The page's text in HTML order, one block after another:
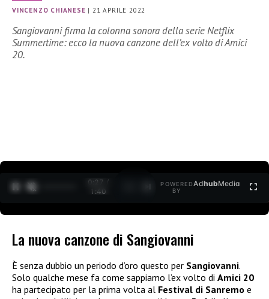
VINCENZO CHIANESE |21 APRILE 2022
Sangiovanni firma la colonna sonora della serie Netflix
Summertime: ecco la nuova canzone dell’ex volto di Amici
20.
0:27 /
1:40
POWERED
BY
AdhubMedia
La nuova canzone di Sangiovanni
È senza dubbio un periodo d’oro questo per Sangiovanni.
Solo qualche mese fa come sappiamo l’ex volto di Amici 20
ha partecipato per la prima volta al Festival di Sanremo e